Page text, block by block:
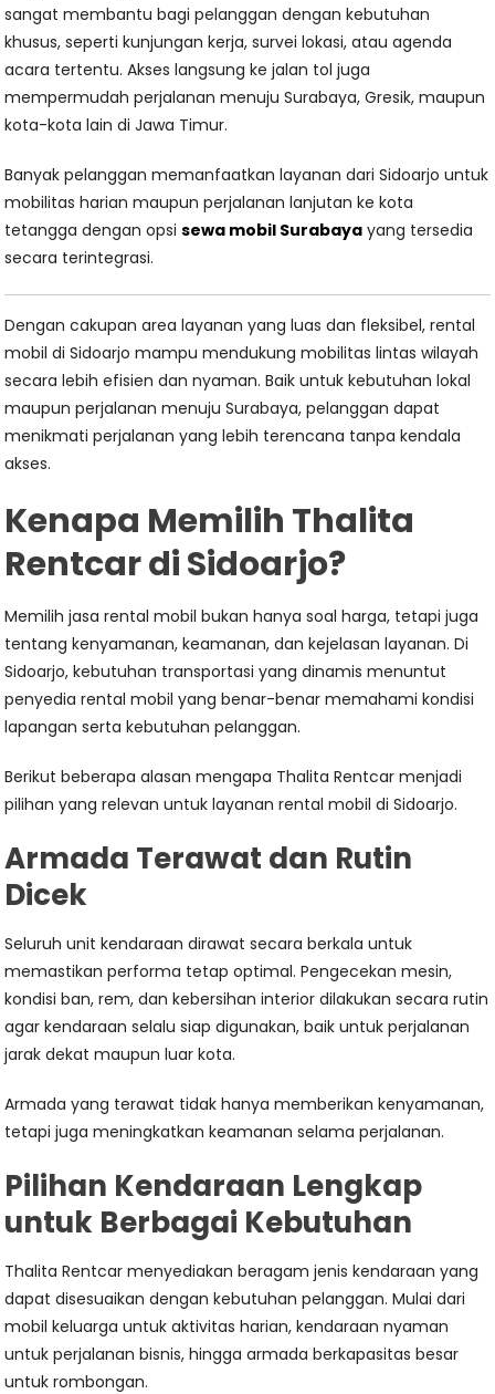
sangat membantu bagi pelanggan dengan kebutuhan
khusus, seperti kunjungan kerja, survei lokasi, atau agenda
acara tertentu. Akses langsung ke jalan tol juga
mempermudah perjalanan menuju Surabaya, Gresik, maupun
kota-kota lain di Jawa Timur.
Banyak pelanggan memanfaatkan layanan dari Sidoarjo untuk
mobilitas harian maupun perjalanan lanjutan ke kota
tetangga dengan opsisewa mobil Surabaya yang tersedia
secara terintegrasi.
Dengan cakupan area layanan yang luas dan fleksibel, rental
mobil di Sidoarjo mampu mendukung mobilitas lintas wilayah
secara lebih efisien dan nyaman. Baik untuk kebutuhan lokal
maupun perjalanan menuju Surabaya, pelanggan dapat
menikmati perjalanan yang lebih terencana tanpa kendala
akses.
Kenapa Memilih Thalita
Rentcar di Sidoarjo?
Memilih jasa rental mobil bukan hanya soal harga, tetapi juga
tentang kenyamanan, keamanan, dan kejelasan layanan. Di
Sidoarjo, kebutuhan transportasi yang dinamis menuntut
penyedia rental mobil yang benar-benar memahami kondisi
lapangan serta kebutuhan pelanggan.
Berikut beberapa alasan mengapa Thalita Rentcar menjadi
pilihan yang relevan untuk layanan rental mobil di Sidoarjo.
Armada Terawat dan Rutin
Dicek
Seluruh unit kendaraan dirawat secara berkala untuk
memastikan performa tetap optimal. Pengecekan mesin,
kondisi ban, rem, dan kebersihan interior dilakukan secara rutin
agar kendaraan selalu siap digunakan, baik untuk perjalanan
jarak dekat maupun luar kota.
Armada yang terawat tidak hanya memberikan kenyamanan,
tetapi juga meningkatkan keamanan selama perjalanan.
Pilihan Kendaraan Lengkap
untuk Berbagai Kebutuhan
Thalita Rentcar menyediakan beragam jenis kendaraan yang
dapat disesuaikan dengan kebutuhan pelanggan. Mulai dari
mobil keluarga untuk aktivitas harian, kendaraan nyaman
untuk perjalanan bisnis, hingga armada berkapasitas besar
untuk rombongan.